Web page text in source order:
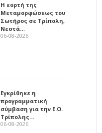
Η εορτή της
Μεταμορφώσεως του
Σωτήρος σε Τρίπολη,
Νεστά…
06-08-2026
Εγκρίθηκε η
προγραμματική
σύμβαση για την Ε.Ο.
Τρίπολης…
06-08-2026